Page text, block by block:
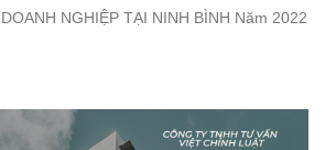
NGHIỆP TẠI NINH BÌNH Năm 2022